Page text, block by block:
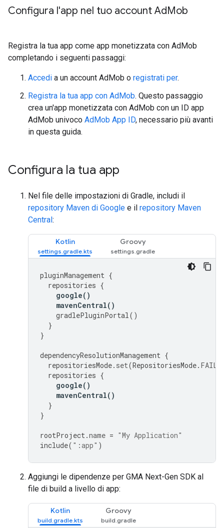
Configura l'app nel tuo account AdMob
Registra la tua app come app monetizzata con AdMob
completando i seguenti passaggi:
Accedi a un account AdMob o registrati per.
Registra la tua app con AdMob. Questo passaggio
crea un'app monetizzata con AdMob con un ID app
AdMob univoco AdMob App ID, necessario più avanti
in questa guida.
Configura la tua app
Nel file delle impostazioni di Gradle, includi il
repository Maven di Google e il repository Maven
Central:
Kotlin Groovy
pluginManagement {
repositories {
google()
mavenCentral()
gradlePluginPortal()
}
}
dependencyResolutionManagement {
repositoriesMode. set(RepositoriesMode.
repositories {
google()
mavenCentral()
}
}
rootProject.name = "My Application"
include( ":app" )
Aggiungi le dipendenze per GMA Next-Gen SDK al
file di build a livello di app:
Kotlin Groovy